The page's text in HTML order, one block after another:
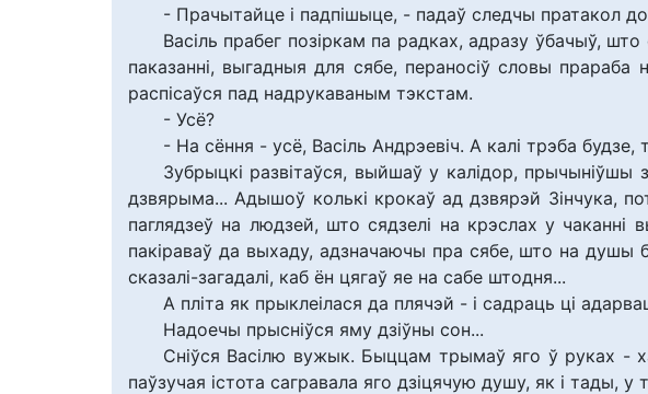
- Прачытайце і падпішыце, - падаў следчы пратакол
Васіль прабег позіркам па радках, адразу ўбачыў,
паказанні, выгадныя для сябе, пераносіў словы
распісаўся пад надрукаваным тэкстам.
- Усё?
- На сёння - усё, Васіль Андрэевіч. А калі трэба будзе,
Зубрыцкі развітаўся, выйшаў у калідор,
дзвярыма... Адышоў колькі крокаў ад дзвярэй Зінчука,
паглядзеў на людзей, што сядзелі на крэслах у
пакіраваў да выхаду, адзначаючы пра сябе, што на душы
сказалі-загадалі, каб ён цягаў яе на сабе штодня...
А пліта як прыклеілася да плячэй - і садраць ці
Надоечы прысніўся яму дзіўны сон...
Сніўся Васілю вужык. Быццам трымаў яго ў руках -
паўзучая істота сагравала яго дзіцячую душу, як і тады, у